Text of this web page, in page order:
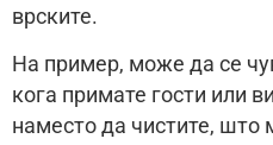
врските.
На пример, може да се
кога примате гости или
наместо да чистите,